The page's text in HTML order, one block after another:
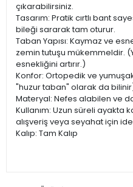
çıkarabilirsiniz.
Tasarım: Pratik cırtlı bant
bileği sararak tam oturur.
​Taban Yapısı: Kaymaz ve
zemin tutuşu mükemmeldir.
esnekliğini artırır.)
​Konfor: Ortopedik ve
"huzur taban" olarak da
​Materyal: Nefes alabilen ve
​Kullanım: Uzun süreli ayakta
alışveriş veya seyahat için
​Kalıp: Tam Kalıp